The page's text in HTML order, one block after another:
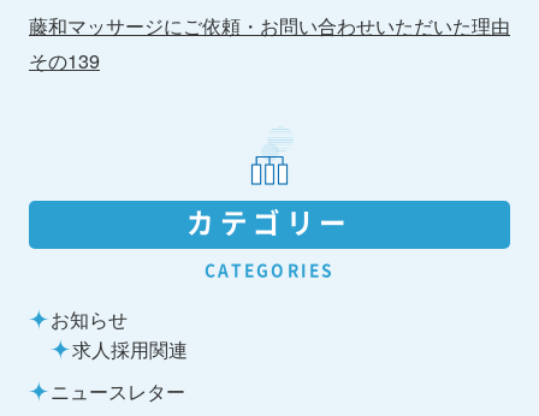
藤和マッサージにご依頼・お問い合わせいただいた理由
その139
カテゴリー
CATEGORIES
お知らせ
求人採用関連
ニュースレター